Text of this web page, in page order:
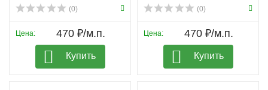
(0)
Цена: 470 ₽/м.п.
Купить
(0)
Цена: 470 ₽/м.п.
Купить